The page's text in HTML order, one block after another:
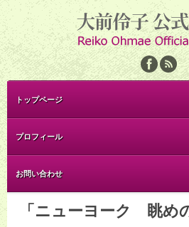
トップページ
プロフィール
お問い合わせ
「ニューヨーク 眺め